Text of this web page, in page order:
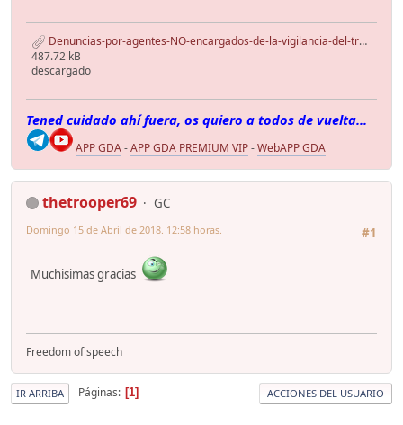
Denuncias-por-agentes-NO-encargados-de-la-vigilancia-del-tráfico.pdf
487.72 kB
descargado
Tened cuidado ahí fuera, os quiero a todos de vuelta...
APP GDA-APP GDA PREMIUM VIP-WebAPP GDA
thetrooper69
GC
#1
Domingo 15 de Abril de 2018. 12:58 horas.
Muchisimas gracias
Freedom of speech
IR ARRIBA Páginas 1 ACCIONES DEL USUARIO